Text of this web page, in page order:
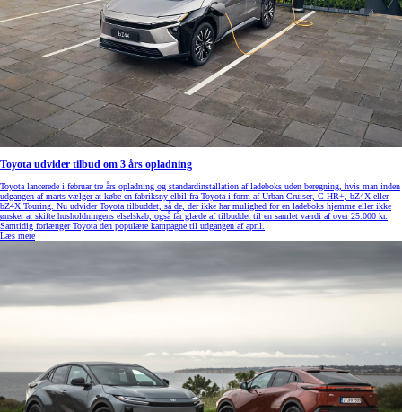
Toyota udvider tilbud om 3 års opladning
Toyota lancerede i februar tre års opladning og standardinstallation af ladeboks uden beregning, hvis man inden
udgangen af marts vælger at købe en fabriksny elbil fra Toyota i form af Urban Cruiser, C-HR+, bZ4X eller
bZ4X Touring. Nu udvider Toyota tilbuddet, så de, der ikke har mulighed for en ladeboks hjemme eller ikke
ønsker at skifte husholdningens elselskab, også får glæde af tilbuddet til en samlet værdi af over 25.000 kr.
Samtidig forlænger Toyota den populære kampagne til udgangen af april.
Læs mere